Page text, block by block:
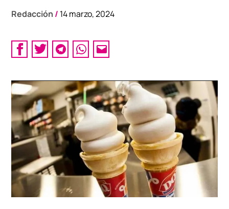
Redacción / 14 marzo, 2024